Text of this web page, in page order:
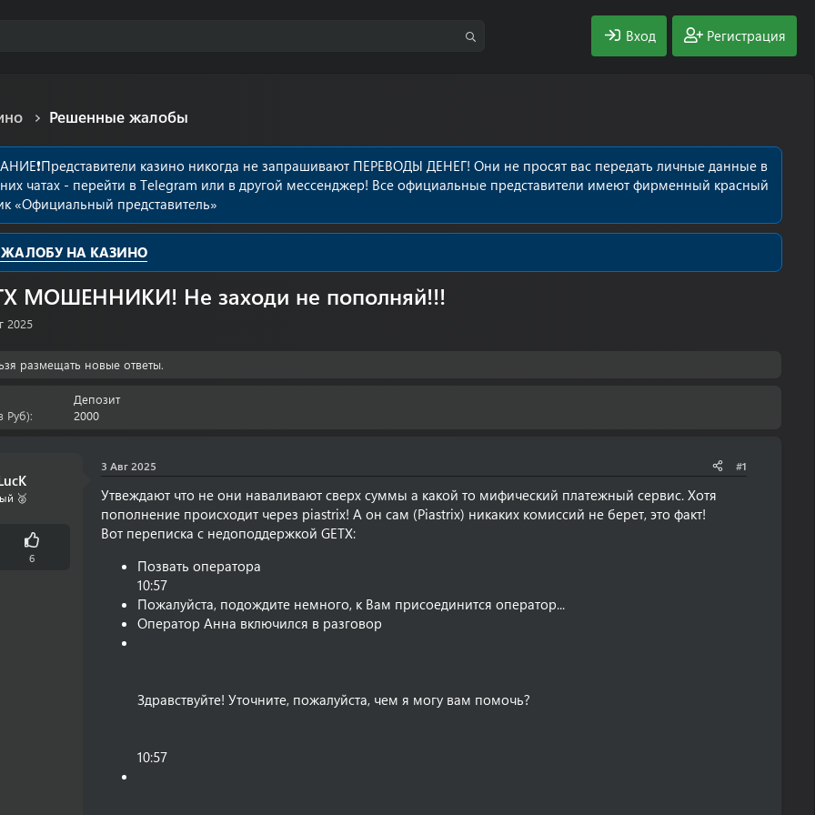
Вход Регистрация
Решенные жалобы
казино никогда не запрашивают ПЕРЕВОДЫ ДЕНЕГ! Они не просят вас передать личные данные в
чатах - перейти в Telegram или в другой мессенджер! Все официальные представители имеют фирменный красный
«Официальный представитель»
ЖАЛОБУ НА КАЗИНО
МОШЕННИКИ! Не заходи не пополняй!!!
2025
размещать новые ответы.
Депозит
Руб)
2000
🥈
6
3 Авг 2025 #1
Утвеждают что не они наваливают сверх суммы а какой то мифический платежный сервис. Хотя
пополнение происходит через piastrix! A он сам (Piastrix) никаких комиссий не берет, это факт!
Вот переписка с недоподдержкой GETX:
Позвать оператора
10:57
Пожалуйста, подождите немного, к Вам присоединится оператор...
Оператор Анна включился в разговор
Здравствуйте! Уточните, пожалуйста, чем я могу вам помочь?
10:57